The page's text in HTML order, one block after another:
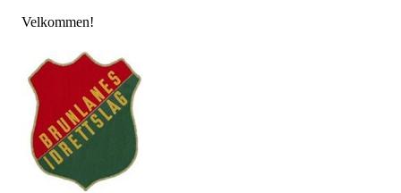
Velkommen!